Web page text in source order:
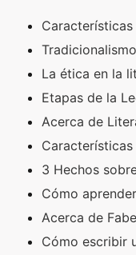
La ética en la
Etapas de la
Acerca de
3 Hechos
Cómo
Acerca de
Cómo escribir